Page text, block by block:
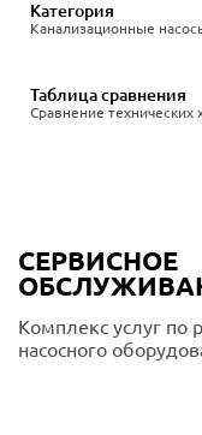
Канализационные
Категория
Сравнение технических
Таблица сравнения
СЕРВИСНОЕ
Комплекс услуг по
насосного